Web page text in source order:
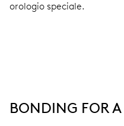
orologio speciale.
BONDING FOR A